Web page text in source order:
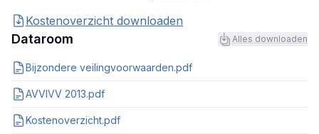
Kostenoverzicht downloaden
Dataroom Alles downloaden
Bijzondere veilingvoorwaarden.pdf
AVVIVV 2013.pdf
Kostenoverzicht.pdf